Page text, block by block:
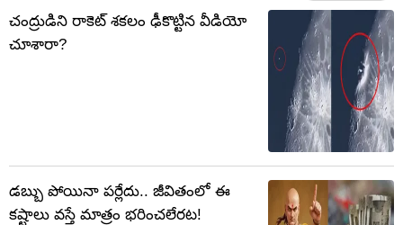
చంద్రుడిని రాకెట్ శకలం ఢీకొట్టిన వీడియో
చూశారా?
డబ్బు పోయినా పర్లేదు.. జీవితంలో ఈ
కష్టాలు వస్తే మాత్రం భరించలేరట!